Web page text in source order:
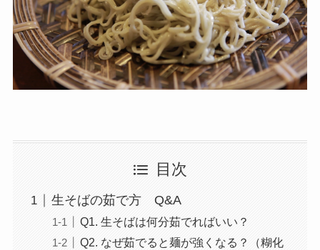
目次
生そばの茹で方 Q&A
Q1. 生そばは何分茹でればいい？
Q2. なぜ茹でると麺が強くなる？（糊化